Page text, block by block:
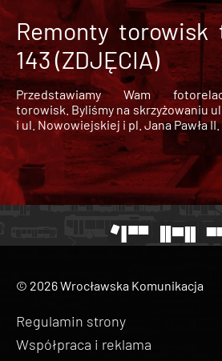
Remonty
143 (ZDJĘCIA)
Przedstawiamy Wam
torowisk. Byliśmy na skrzyżowaniu
i ul. Nowowiejskiej i pl. Jana Pawła II.
© 2026 Wrocławska Komunikacja
Regulamin strony
Współpraca i reklama